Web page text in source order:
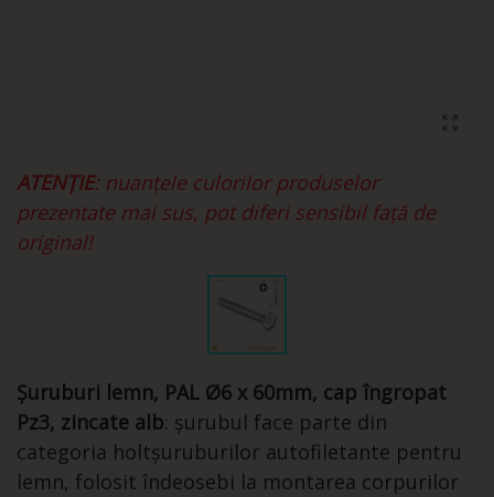
ATENȚIE: nuanțele culorilor produselor
prezentate mai sus, pot diferi sensibil față de
original!
Șuruburi lemn, PAL Ø6 x 60mm, cap îngropat
Pz3, zincate alb: șurubul face parte din
categoria holtșuruburilor autofiletante pentru
lemn, folosit îndeosebi la montarea corpurilor